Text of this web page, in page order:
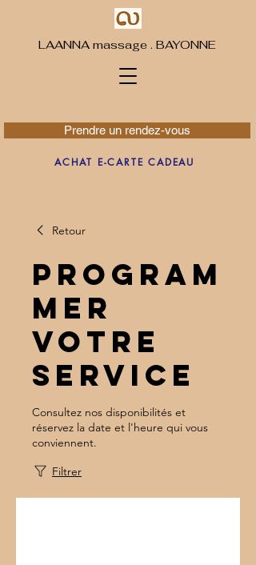
Prendre un rendez-vous
ACHAT E-CARTE CADEAU
LAANNA massage . BAYONNE
Retour
Program
mer
votre
service
Consultez nos disponibilités et
réservez la date et l'heure qui vous
conviennent.
Filtrer